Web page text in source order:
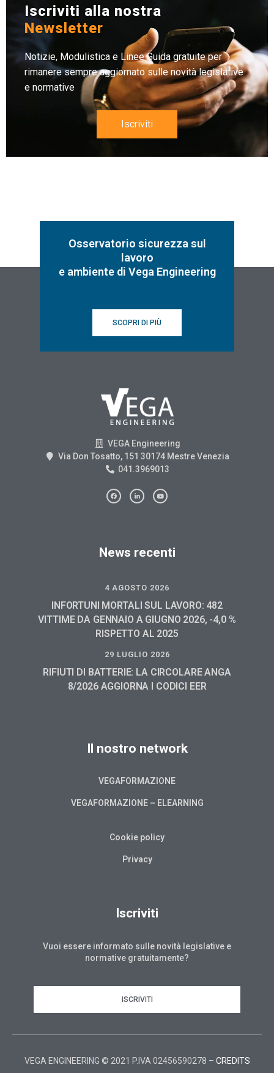
Iscriviti alla nostra
Newsletter
Notizie, Modulistica e Linee Guida gratuite per
rimanere sempre aggiornato sulle novità legislative
e normative
Iscriviti
Osservatorio sicurezza sul
lavoro
e ambiente di Vega Engineering
SCOPRI DI PIÙ
VEGA Engineering
Via Don Tosatto, 151 30174 Mestre Venezia
041.3969013
News recenti
4 AGOSTO 2026
INFORTUNI MORTALI SUL LAVORO: 482
VITTIME DA GENNAIO A GIUGNO 2026, -4,0 %
RISPETTO AL 2025
29 LUGLIO 2026
RIFIUTI DI BATTERIE: LA CIRCOLARE ANGA
8/2026 AGGIORNA I CODICI EER
Il nostro network
VEGAFORMAZIONE
VEGAFORMAZIONE – ELEARNING
Cookie policy
Privacy
Iscriviti
Vuoi essere informato sulle novità legislative e
normative gratuitamente?
ISCRIVITI
VEGA ENGINEERING © 2021 P.IVA 02456590278 – CREDITS